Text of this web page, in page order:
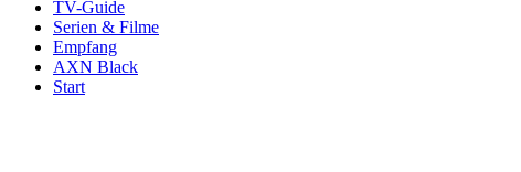
TV-Guide
Serien & Filme
Empfang
AXN Black
Start